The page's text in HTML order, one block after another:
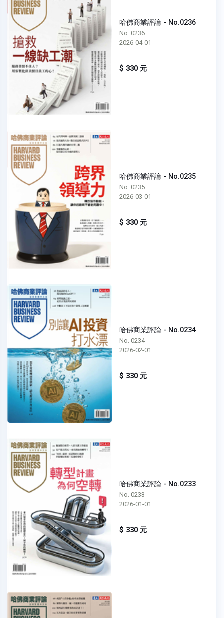
哈佛商業評論 - No.0236
No. 0236
2026-04-01
$ 330 元
哈佛商業評論 - No.0235
No. 0235
2026-03-01
$ 330 元
哈佛商業評論 - No.0234
No. 0234
2026-02-01
$ 330 元
哈佛商業評論 - No.0233
No. 0233
2026-01-01
$ 330 元